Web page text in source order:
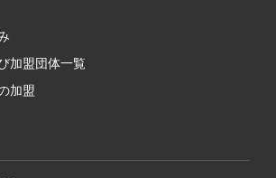
加盟団体一覧
加盟